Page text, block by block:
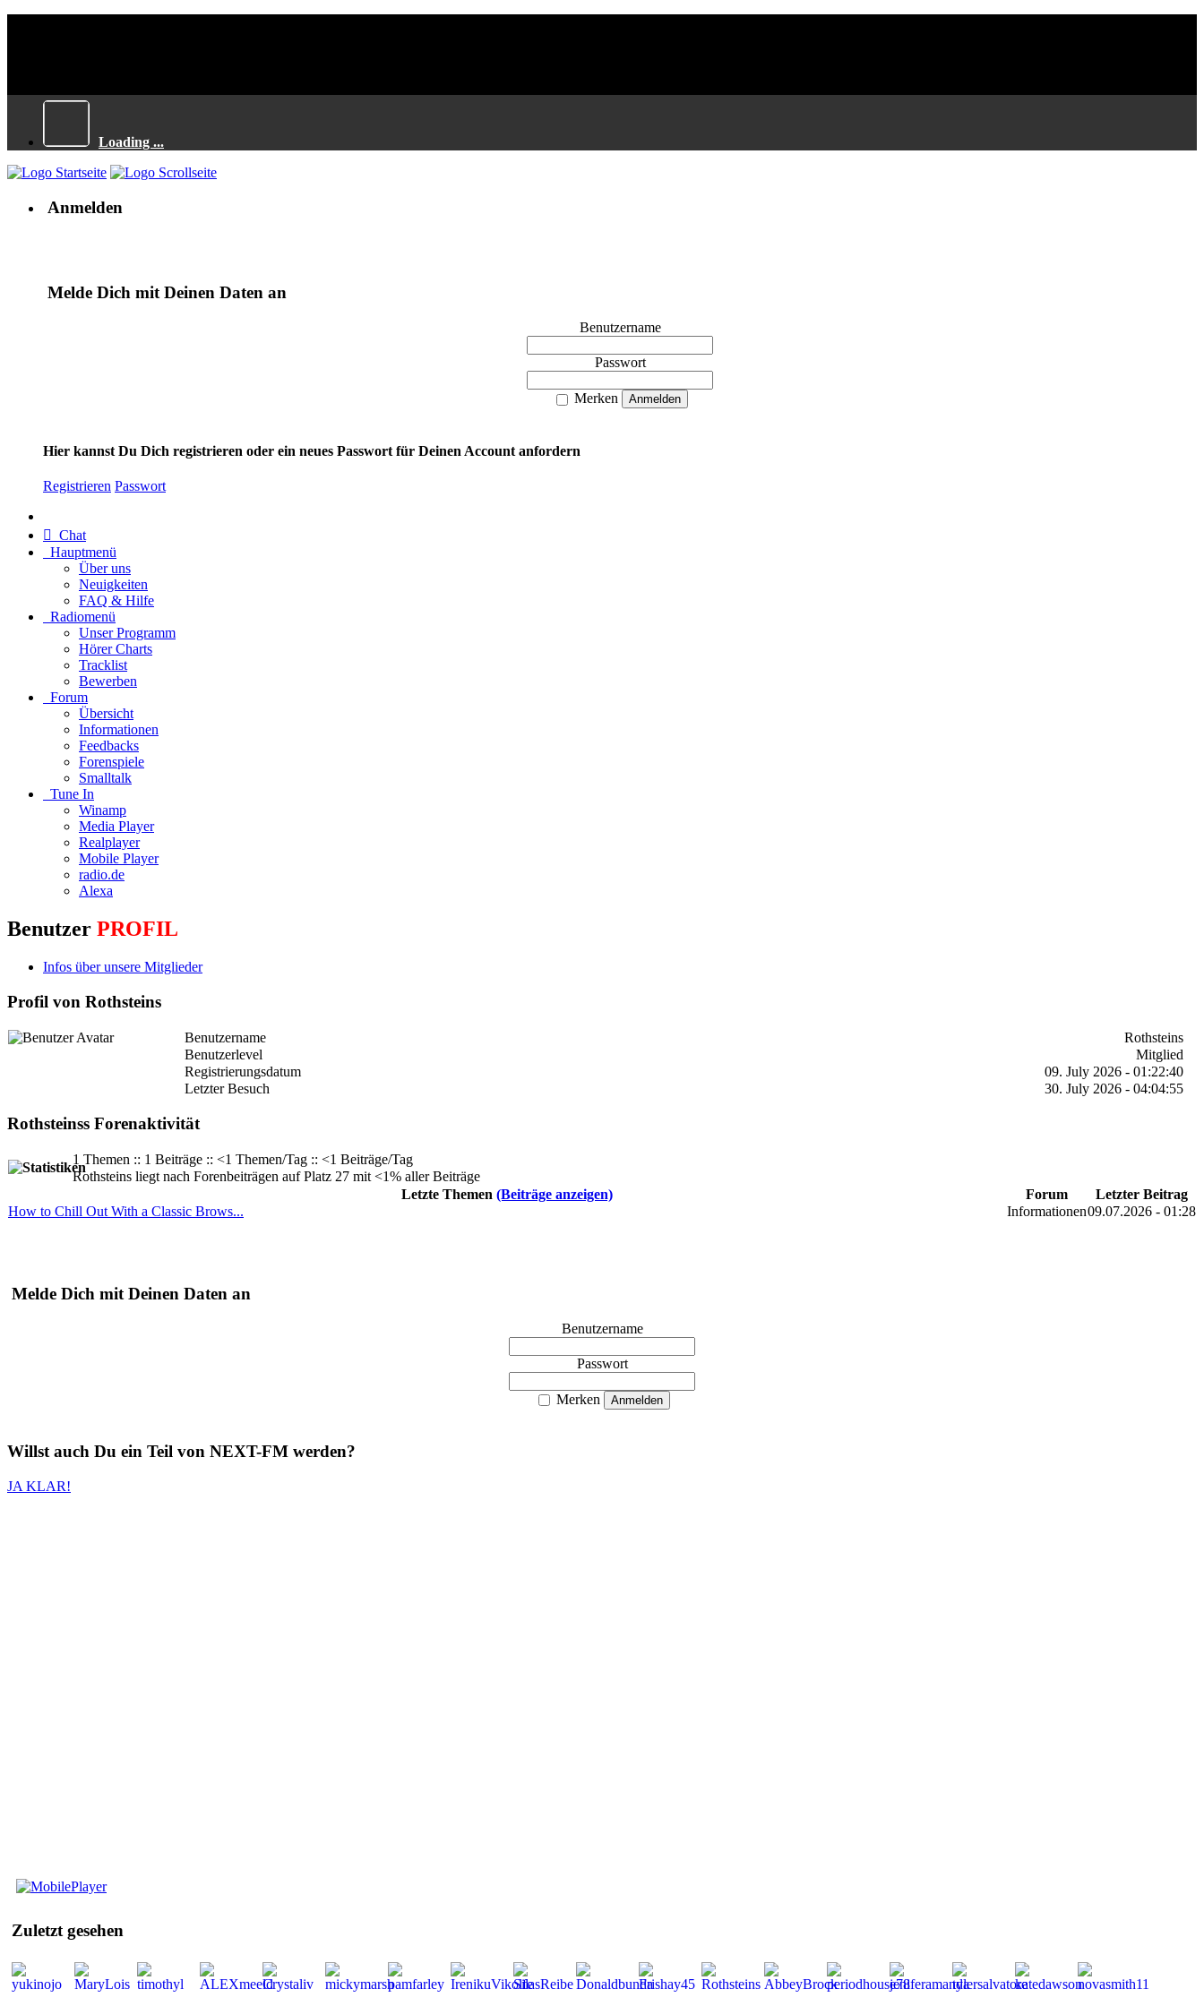
Loading ...
Anmelden
Melde Dich mit Deinen Daten an
Benutzername
Passwort
Merken
Hier kannst Du Dich registrieren oder ein neues Passwort für Deinen Account anfordern
Registrieren Passwort
Chat
Hauptmenü
Über uns
Neuigkeiten
FAQ & Hilfe
Radiomenü
Unser Programm
Hörer Charts
Tracklist
Bewerben
Forum
Übersicht
Informationen
Feedbacks
Forenspiele
Smalltalk
Tune In
Winamp
Media Player
Realplayer
Mobile Player
radio.de
Alexa
Benutzer PROFIL
Infos über unsere Mitglieder
Profil von Rothsteins
Benutzername
Rothsteins
Benutzerlevel
Mitglied
Registrierungsdatum
09. July 2026 - 01:22:40
Letzter Besuch
30. July 2026 - 04:04:55
Rothsteinss Forenaktivität
1 Themen :: 1 Beiträge :: <1 Themen/Tag :: <1 Beiträge/Tag
Rothsteins liegt nach Forenbeiträgen auf Platz 27 mit <1% aller Beiträge
Letzte Themen (Beiträge anzeigen) Forum
Letzter Beitrag
How to Chill Out With a Classic Brows...
Informationen09.07.2026 - 01:28
Melde Dich mit Deinen Daten an
Benutzername
Passwort
Merken
Willst auch Du ein Teil von NEXT-FM werden?
JA KLAR!
Zuletzt gesehen
264 | Neu